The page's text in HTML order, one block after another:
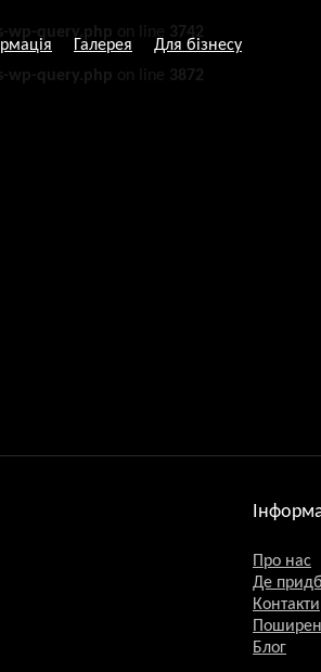
Галерея Для бізнесу
wp-query.php on line 3742
wp-query.php on line 3872
Про нас
Де
Контакти
Блог